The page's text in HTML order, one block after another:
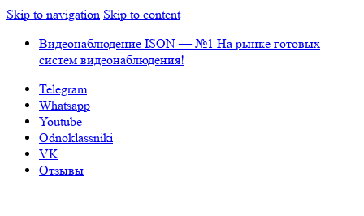
Skip to navigation Skip to content
Видеонаблюдение ISON — №1 На рынке готовых
систем видеонаблюдения!
Telegram
Whatsapp
Youtube
Odnoklassniki
VK
Отзывы